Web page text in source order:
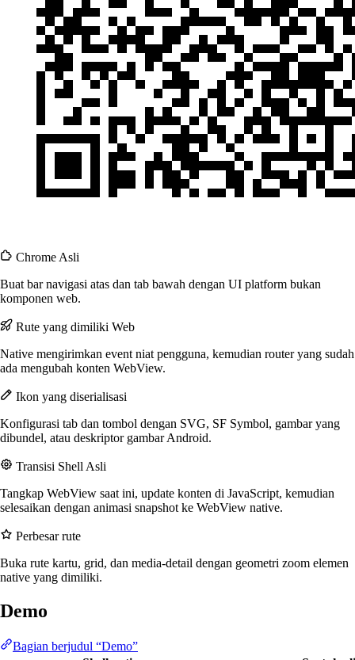
Chrome Asli
Buat bar navigasi atas dan tab bawah dengan UI platform bukan
komponen web.
Rute yang dimiliki Web
Native mengirimkan event niat pengguna, kemudian router yang sudah
ada mengubah konten WebView.
Ikon yang diserialisasi
Konfigurasi tab dan tombol dengan SVG, SF Symbol, gambar yang
dibundel, atau deskriptor gambar Android.
Transisi Shell Asli
Tangkap WebView saat ini, update konten di JavaScript, kemudian
selesaikan dengan animasi snapshot ke WebView native.
Perbesar rute
Buka rute kartu, grid, dan media-detail dengan geometri zoom elemen
native yang dimiliki.
Demo
Bagian berjudul “Demo”